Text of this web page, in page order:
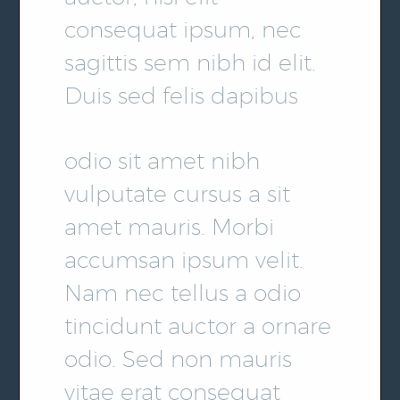
consequat ipsum, nec
sagittis sem nibh id elit.
Duis sed felis dapibus
odio sit amet nibh
vulputate cursus a sit
amet mauris. Morbi
accumsan ipsum velit.
Nam nec tellus a odio
tincidunt auctor a ornare
odio. Sed non mauris
vitae erat consequat